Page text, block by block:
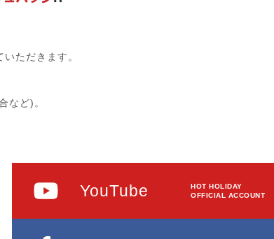
ただきます。
など)。
YouTube
HOT HOLIDAY
OFFICIAL ACCOUNT